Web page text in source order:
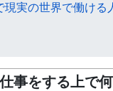
現実の世界で働ける
事をする上で